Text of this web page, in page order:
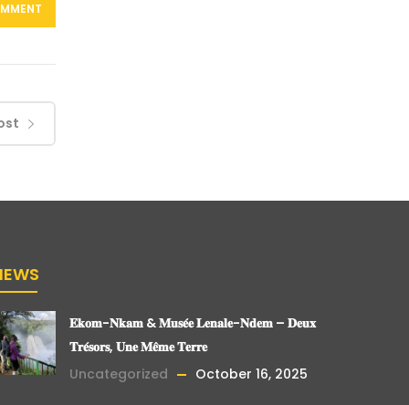
𝐄𝐤𝐨𝐦-𝐍𝐤𝐚𝐦 & 𝐌𝐮𝐬𝐞́𝐞 𝐋𝐞𝐧𝐚𝐥𝐞-𝐍𝐝𝐞𝐦 – 𝐃𝐞𝐮𝐱
𝐓𝐫𝐞́𝐬𝐨𝐫𝐬, 𝐔𝐧𝐞 𝐌𝐞̂𝐦𝐞 𝐓𝐞𝐫𝐫𝐞
Uncategorized
October 16, 2025